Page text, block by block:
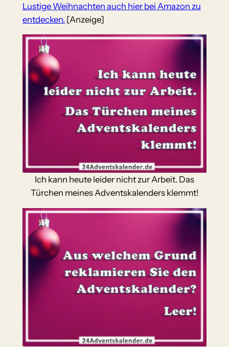
Lustige Weihnachten auch hier bei Amazon zu
entdecken. [Anzeige]
Ich kann heute leider nicht zur Arbeit. Das
Türchen meines Adventskalenders klemmt!